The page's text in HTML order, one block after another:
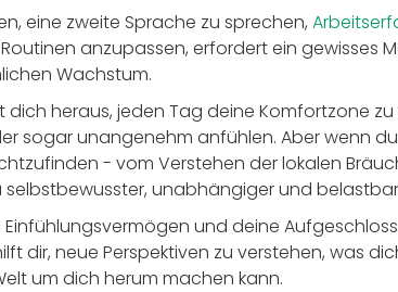
eine zweite Sprache zu sprechen,
anzupassen, erfordert ein gewisses
Wachstum.
dich heraus, jeden Tag deine Komfortzone
sogar unangenehm anfühlen. Aber wenn
- vom Verstehen der lokalen
selbstbewusster, unabhängiger und
und deine
dir, neue Perspektiven zu verstehen, was
um dich herum machen kann.